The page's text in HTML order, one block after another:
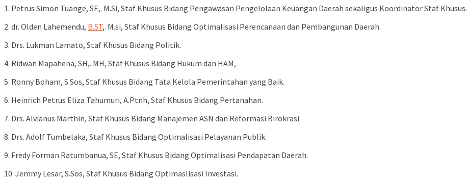
1. Petrus Simon Tuange, SE,. M.Si, Staf Khusus Bidang Pengawasan Pengelolaan Keuangan Daerah sekaligus Koordinator Staf Khusus.
2. dr. Olden Lahemendu, B.ST,. M.si, Staf Khusus Bidang Optimalisasi Perencanaan dan Pembangunan Daerah.
3. Drs. Lukman Lamato, Staf Khusus Bidang Politik.
4. Ridwan Mapahena, SH,. MH, Staf Khusus Bidang Hukum dan HAM,
5. Ronny Boham, S.Sos, Staf Khusus Bidang Tata Kelola Pemerintahan yang Baik.
6. Heinrich Petrus Eliza Tahumuri, A.Ptnh, Staf Khusus Bidang Pertanahan.
7. Drs. Alvianus Marthin, Staf Khusus Bidang Manajemen ASN dan Reformasi Birokrasi.
8. Drs. Adolf Tumbelaka, Staf Khusus Bidang Optimalisasi Pelayanan Publik.
9. Fredy Forman Ratumbanua, SE, Staf Khusus Bidang Optimalisasi Pendapatan Daerah.
10. Jemmy Lesar, S.Sos, Staf Khusus Bidang Optimaslisasi Investasi.